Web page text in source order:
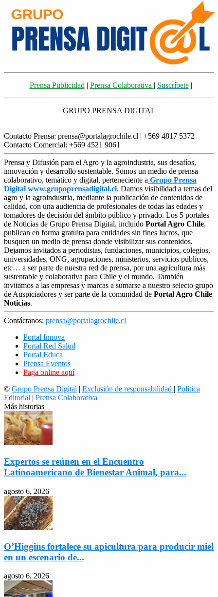
| Prensa Publicidad| Prensa Colaborativa | Suscríbete|
GRUPO PRENSA DIGITAL
Contacto Prensa: prensa@portalagrochile.cl | +569 4817 5372
Contacto Comercial: +569 4521 9061
Prensa y Difusión para el Agro y la agroindustria, sus desafíos,
innovación y desarrollo sustentable. Somos un medio de prensa
colaborativo, temático y digital, perteneciente a Grupo Prensa
Digital www.grupoprensadigital.cl. Damos visibilidad a temas del
agro y la agroindustria, mediante la publicación de contenidos de
calidad, con una audiencia de profesionales de todas las edades y
tomadores de decisión del ámbito público y privado. Los 5 portales
de Noticias de Grupo Prensa Digital, incluido Portal Agro Chile,
publican en forma gratuita para entidades sin fines lucros, que
busquen un medio de prensa donde visibilizar sus contenidos.
Dejamos invitados a periodistas, fundaciones, municipios, colegios,
universidades, ONG, agrupaciones, ministerios, servicios públicos,
etc… a ser parte de nuestra red de prensa, por una agricultura más
sustentable y colaborativa para Chile y el mundo. También
invitamos a las empresas y marcas a sumarse a nuestro selecto grupo
de Auspiciadores y ser parte de la comunidad de Portal Agro Chile
Noticias.
Contáctanos: prensa@portalagrochile.cl
Portal Innova
Portal Red Salud
Portal Educa
Prensa Eventos
Paga online aquí
© Grupo Prensa Digital | Exclusión de responsabilidad | Politica
Editorial | Prensa Colaborativa
Más historias
Expertos se reúnen en el Encuentro
Latinoamericano de Bienestar Animal, para...
agosto 6, 2026
O’Higgins fortalece su apicultura para producir miel
en un escenario de...
agosto 6, 2026